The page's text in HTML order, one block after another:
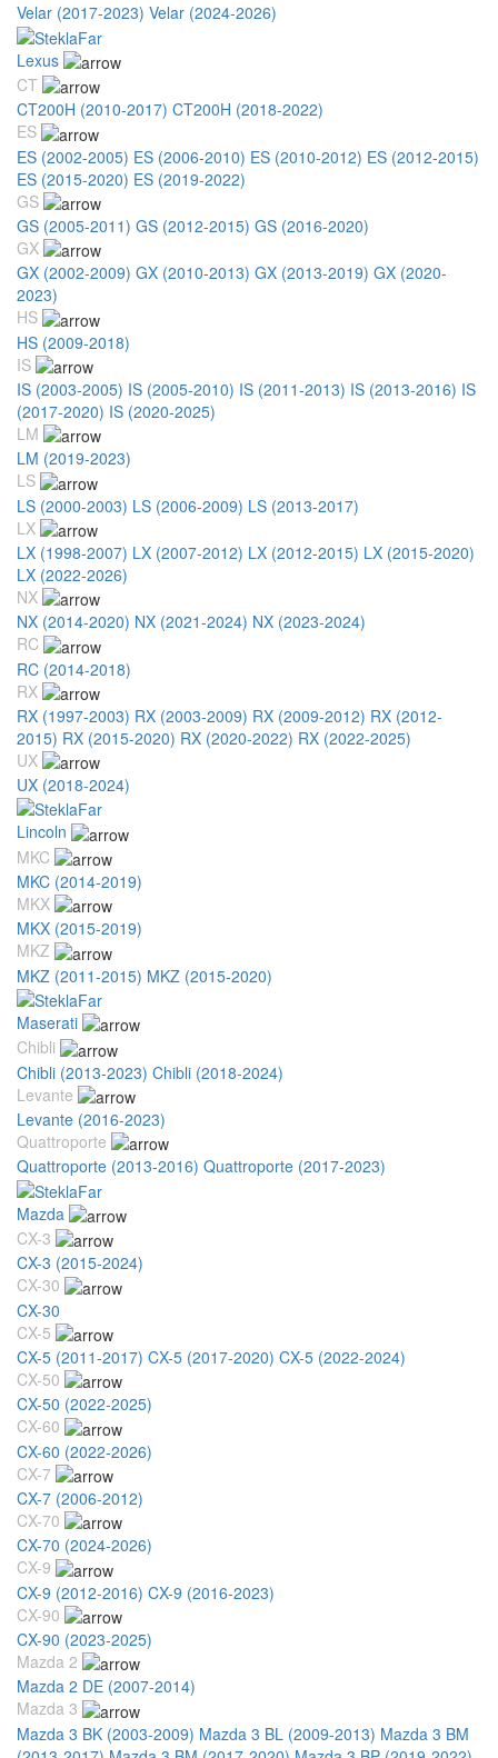
Velar (2017-2023) Velar (2024-2026)
Lexus
CT
CT200H (2010-2017) CT200H (2018-2022)
ES
ES (2002-2005) ES (2006-2010) ES (2010-2012) ES (2012-2015)
ES (2015-2020) ES (2019-2022)
GS
GS (2005-2011) GS (2012-2015) GS (2016-2020)
GX
GX (2002-2009) GX (2010-2013) GX (2013-2019) GX (2020-
2023)
HS
HS (2009-2018)
IS
IS (2003-2005) IS (2005-2010) IS (2011-2013) IS (2013-2016) IS
(2017-2020) IS (2020-2025)
LM
LM (2019-2023)
LS
LS (2000-2003) LS (2006-2009) LS (2013-2017)
LX
LX (1998-2007) LX (2007-2012) LX (2012-2015) LX (2015-2020)
LX (2022-2026)
NX
NX (2014-2020) NX (2021-2024) NX (2023-2024)
RC
RC (2014-2018)
RX
RX (1997-2003) RX (2003-2009) RX (2009-2012) RX (2012-
2015) RX (2015-2020) RX (2020-2022) RX (2022-2025)
UX
UX (2018-2024)
Lincoln
MKC
MKC (2014-2019)
MKX
MKX (2015-2019)
MKZ
MKZ (2011-2015) MKZ (2015-2020)
Maserati
Chibli
Chibli (2013-2023) Chibli (2018-2024)
Levante
Levante (2016-2023)
Quattroporte
Quattroporte (2013-2016) Quattroporte (2017-2023)
Mazda
CX-3
CX-3 (2015-2024)
CX-30
CX-30
CX-5
CX-5 (2011-2017) CX-5 (2017-2020) CX-5 (2022-2024)
CX-50
CX-50 (2022-2025)
CX-60
CX-60 (2022-2026)
CX-7
CX-7 (2006-2012)
CX-70
CX-70 (2024-2026)
CX-9
CX-9 (2012-2016) CX-9 (2016-2023)
CX-90
CX-90 (2023-2025)
Mazda 2
Mazda 2 DE (2007-2014)
Mazda 3
Mazda 3 BK (2003-2009) Mazda 3 BL (2009-2013) Mazda 3 BM